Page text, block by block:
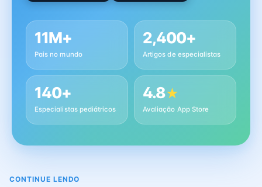
11M+
Pais no mundo
2,400+
Artigos de especialistas
140+
Especialistas pediátricos
4.8★
Avaliação App Store
CONTINUE LENDO